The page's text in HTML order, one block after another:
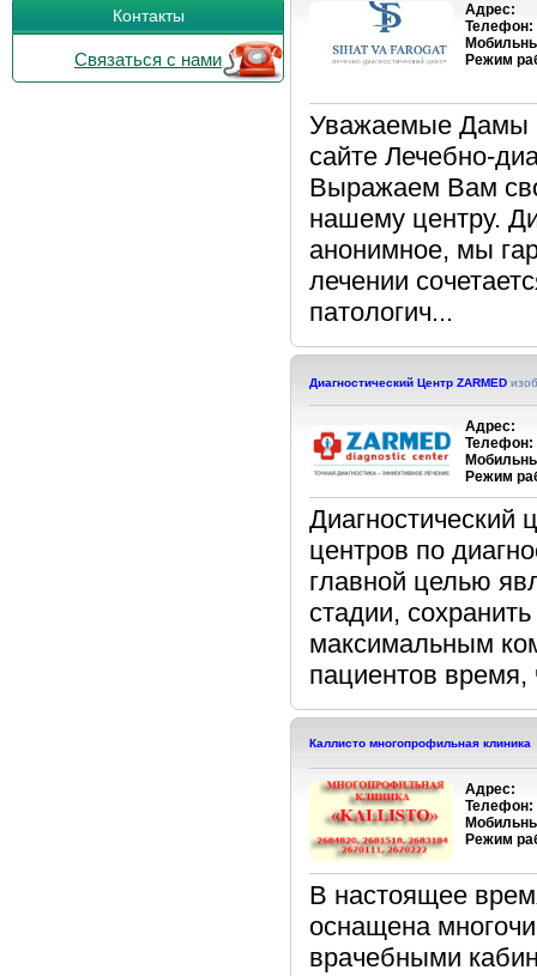
Контакты
Связаться с нами
Адрес:
Телефон:
Режим
Уважаемые Дамы
сайте Лечебно-
Выражаем Вам
нашему центру.
анонимное, мы
лечении
патологич...
Диагностический Центр ZARMED
Адрес:
Телефон:
Режим
Диагностический
центров по
главной целью
стадии,
максимальным
пациентов время,
Каллисто многопрофильная клиника
Адрес:
Телефон:
Режим
В настоящее
оснащена
врачебными